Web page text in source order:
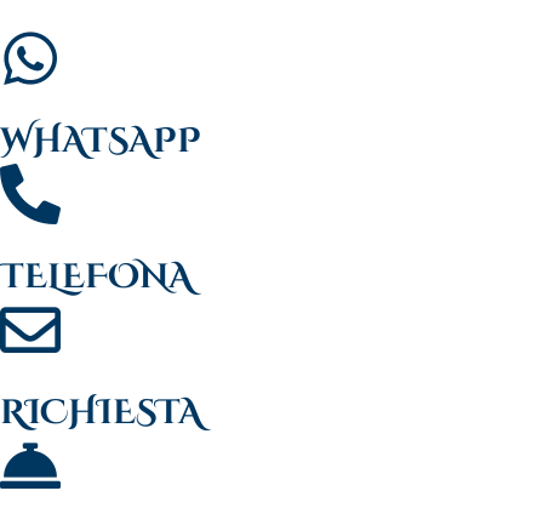
WHATSAPP
TELEFONA
RICHIESTA